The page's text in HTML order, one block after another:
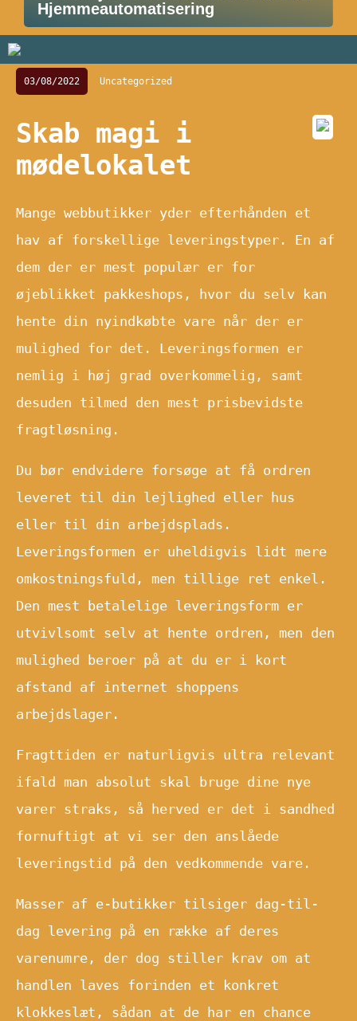
Hjemmeautomatisering
03/08/2022 Uncategorized
Skab magi i
mødelokalet
Mange webbutikker yder efterhånden et
hav af forskellige leveringstyper. En af
dem der er mest populær er for
øjeblikket pakkeshops, hvor du selv kan
hente din nyindkøbte vare når der er
mulighed for det. Leveringsformen er
nemlig i høj grad overkommelig, samt
desuden tilmed den mest prisbevidste
fragtløsning.
Du bør endvidere forsøge at få ordren
leveret til din lejlighed eller hus
eller til din arbejdsplads.
Leveringsformen er uheldigvis lidt mere
omkostningsfuld, men tillige ret enkel.
Den mest betalelige leveringsform er
utvivlsomt selv at hente ordren, men den
mulighed beroer på at du er i kort
afstand af internet shoppens
arbejdslager.
Fragttiden er naturligvis ultra relevant
ifald man absolut skal bruge dine nye
varer straks, så herved er det i sandhed
fornuftigt at vi ser den anslåede
leveringstid på den vedkommende vare.
Masser af e-butikker tilsiger dag-til-
dag levering på en række af deres
varenumre, der dog stiller krav om at
handlen laves forinden et konkret
klokkeslæt, sådan at de har en chance